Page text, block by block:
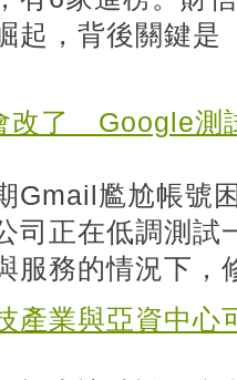
起，背後關鍵是
改了 Google測
Gmail尷尬帳號
司正在低調測試
服務的情況下，
產業與亞資中心